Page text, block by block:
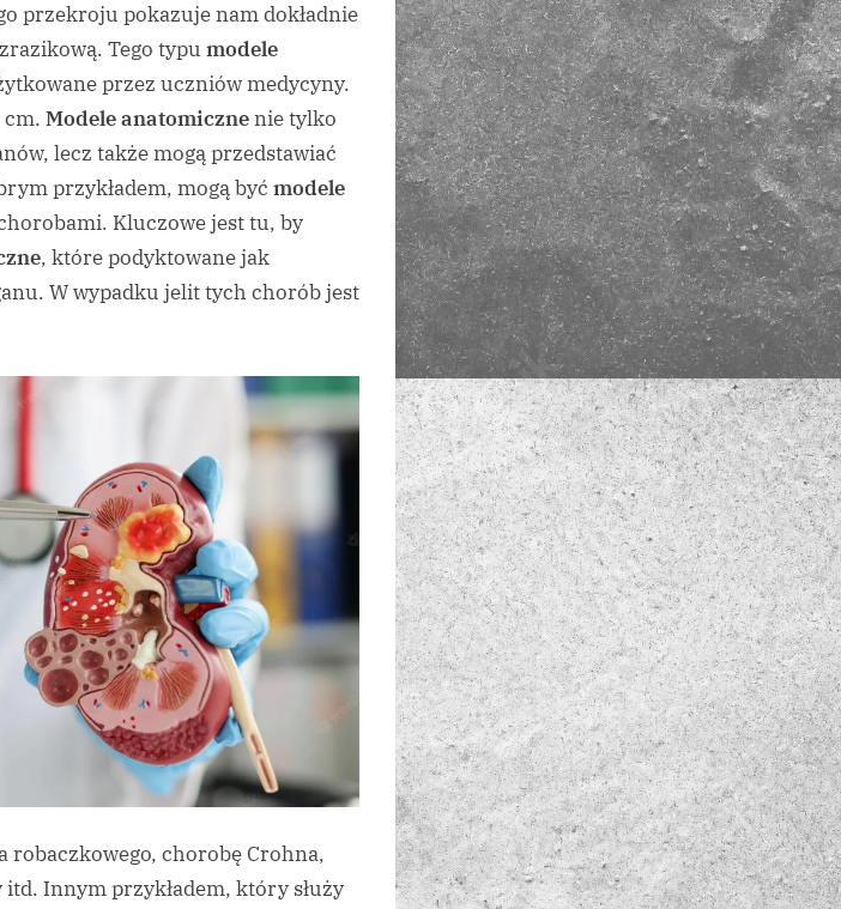
przekroju pokazuje nam dokładnie
Tego typu modele
przez uczniów medycyny.
cm. Modele anatomicznenie tylko
lecz także mogą przedstawiać
przykładem, mogą być modele
Kluczowe jest tu, by
, które podyktowane jak
W wypadku jelit tych chorób jest
robaczkowego, chorobę Crohna,
Innym przykładem, który służy